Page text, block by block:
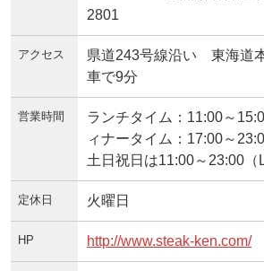
2801
アクセス
県道243号線沿い 東海道
車で9分
営業時間
ランチタイム：11:00～
ィナータイム：17:00～
土日祝日は11:00～23:00（
定休日 火曜日
HP http://www.steak-ken.com/